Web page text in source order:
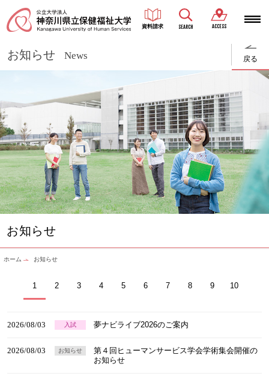
資料請求 SEARCH ACCESS
お知らせ News 戻る
お知らせ
ホーム お知らせ
1 2 3 4 5 6 7 8 9 10
2026/08/03 入試 夢ナビライブ2026のご案内
2026/08/03 お知らせ
第４回ヒューマンサービス学会学術集会開催の
お知らせ